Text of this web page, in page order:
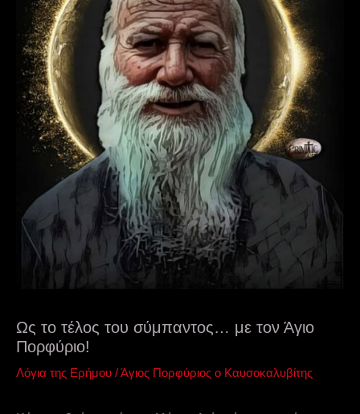
Ως το τέλος του σύμπαντος… με τον Άγιο
Πορφύριο!
Λόγια της Ερήμου /Άγιος Πορφύριος ο Καυσοκαλυβίτης